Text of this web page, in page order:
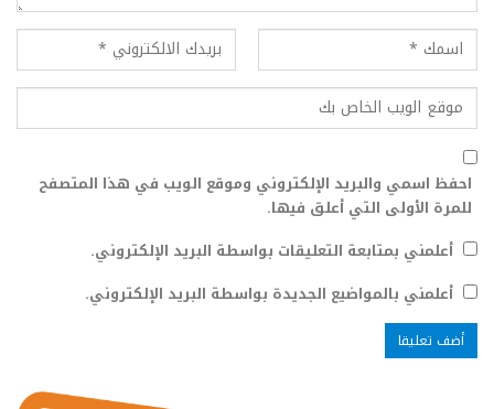
احفظ اسمي والبريد الإلكتروني وموقع الويب في هذا المتصفح
للمرة الأولى التي أعلق فيها.
أعلمني بمتابعة التعليقات بواسطة البريد الإلكتروني.
أعلمني بالمواضيع الجديدة بواسطة البريد الإلكتروني.